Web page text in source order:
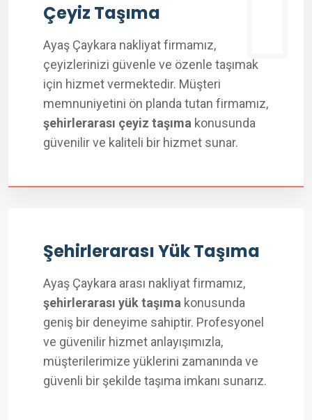
Çeyiz Taşıma
Ayaş Çaykara nakliyat firmamız,
çeyizlerinizi güvenle ve özenle taşımak
için hizmet vermektedir. Müşteri
memnuniyetini ön planda tutan firmamız,
şehirlerarası çeyiz taşıma konusunda
güvenilir ve kaliteli bir hizmet sunar.
Şehirlerarası Yük Taşıma
Ayaş Çaykara arası nakliyat firmamız,
şehirlerarası yük taşıma konusunda
geniş bir deneyime sahiptir. Profesyonel
ve güvenilir hizmet anlayışımızla,
müşterilerimize yüklerini zamanında ve
güvenli bir şekilde taşıma imkanı sunarız.